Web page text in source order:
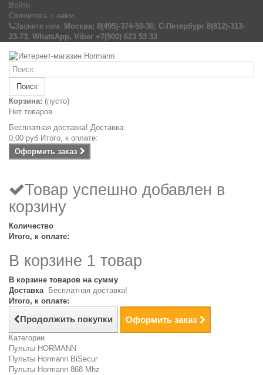
Войти
Свяжитесь с нами
Звоните нам: Москва: 8(495)-374-50-30, С-Петербург 8(812)-313-
23-73, WhatsApp, Viber +7(900) 623 53 33
Поиск
Корзина: (пусто)
Нет товаров
Бесплатная доставка! Доставка:
0,00 руб Итого, к оплате:
Оформить заказ
Товар успешно добавлен в
корзину
Количество
Итого, к оплате:
В корзине 1 товар
В корзине товаров на сумму
Доставка Бесплатная доставка!
Итого, к оплате:
Продолжить покупки Оформить заказ
Категории
Пульты HORMANN
Пульты Hormann BiSecur
Пульты Hormann 868 Mhz